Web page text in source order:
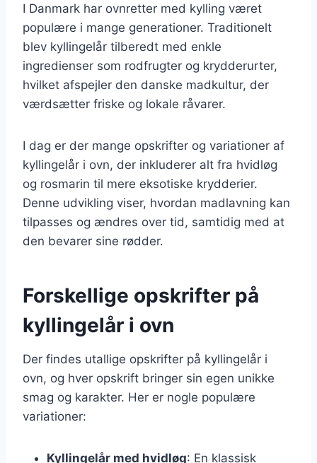
I Danmark har ovnretter med kylling været
populære i mange generationer. Traditionelt
blev kyllingelår tilberedt med enkle
ingredienser som rodfrugter og krydderurter,
hvilket afspejler den danske madkultur, der
værdsætter friske og lokale råvarer.
I dag er der mange opskrifter og variationer af
kyllingelår i ovn, der inkluderer alt fra hvidløg
og rosmarin til mere eksotiske krydderier.
Denne udvikling viser, hvordan madlavning kan
tilpasses og ændres over tid, samtidig med at
den bevarer sine rødder.
Forskellige opskrifter på
kyllingelår i ovn
Der findes utallige opskrifter på kyllingelår i
ovn, og hver opskrift bringer sin egen unikke
smag og karakter. Her er nogle populære
variationer:
Kyllingelår med hvidløg: En klassisk